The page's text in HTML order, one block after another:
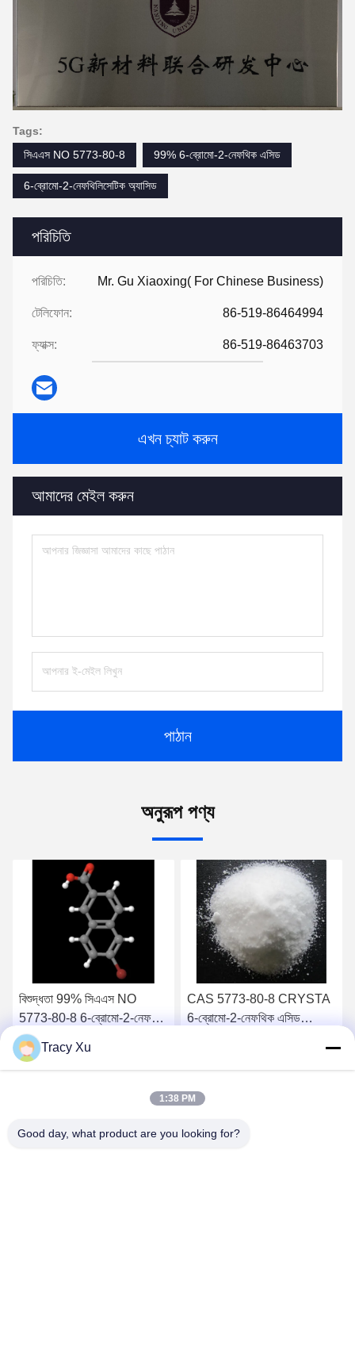
পরিচিতি
পরিচিতি: Mr. Gu Xiaoxing( For Chinese Business)
টেলিফোন: 86-519-86464994
ফ্যাক্স: 86-519-86463703
এখন চ্যাট করুন
আমাদের মেইল করুন
পাঠান
Tags:
সিএএস NO 5773-80-8
99% 6-ব্রোমো-2-নেফথিক এসিড
6-ব্রোমো-2-নেফথিলিসেটিক অ্যাসিড
অনুরূপ পণ্য
বিশুদ্ধতা 99% সিএএস NO
5773-80-8 6-ব্রোমো-2-নেফথিক
এসিড অ্যাডাপালিন মধ্যবর্তী
সেরা দাম পান
CAS 5773-80-8 CRYSTA
6-ব্রোমো-2-নেফথিক এসিড
সেরা দাম পান
Tracy Xu
1:38 PM
Good day, what product are you looking for?